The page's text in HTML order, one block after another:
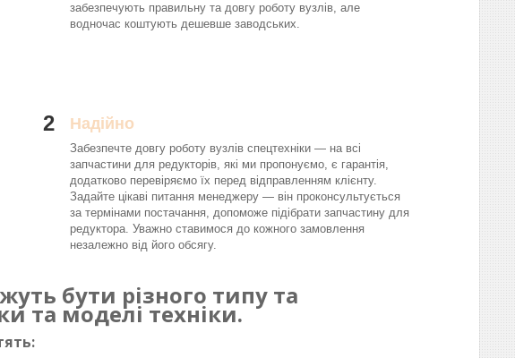
забезпечують правильну та довгу роботу вузлів, але
водночас коштують дешевше заводських.
2 Надійно
Забезпечте довгу роботу вузлів спецтехніки — на всі
запчастини для редукторів, які ми пропонуємо, є гарантія,
додатково перевіряємо їх перед відправленням клієнту.
Задайте цікаві питання менеджеру — він проконсультується
за термінами постачання, допоможе підібрати запчастину для
редуктора. Уважно ставимося до кожного замовлення
незалежно від його обсягу.
бути різного типу та
та моделі техніки.